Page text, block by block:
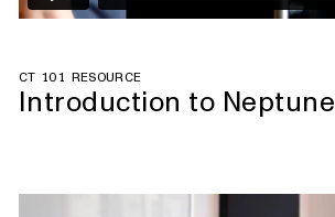
CT 101 RESOURCE
Introduction to Neptune